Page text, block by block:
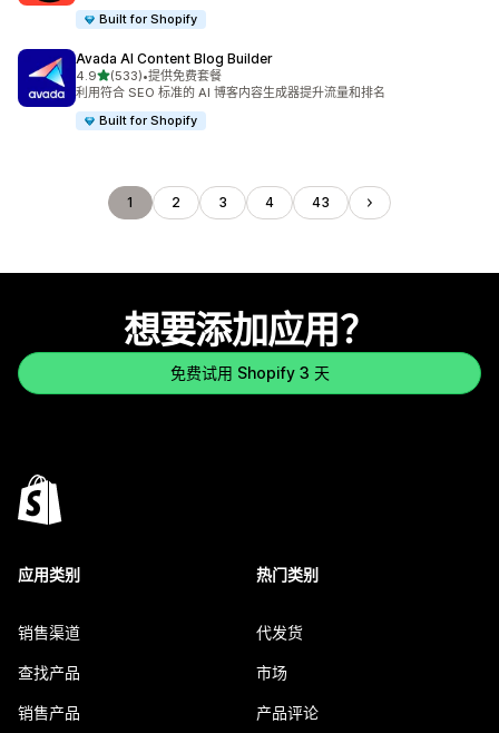
Built for Shopify
Avada AI Content Blog Builder
4.9星（满分 5 星）
(533)
总共 533 条评论
•提供免费套餐
利用符合 SEO 标准的 AI 博客内容生成器提升流量和排名
Built for Shopify
1 2 3 4 43
想要添加应用？
免费试用 Shopify 3 天
应用类别
销售渠道
查找产品
销售产品
热门类别
代发货
市场
产品评论